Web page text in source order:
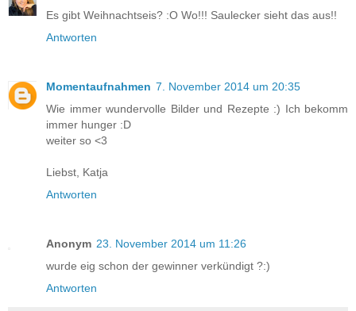
Es gibt Weihnachtseis? :O Wo!!! Saulecker sieht das aus!!
Antworten
Momentaufnahmen 7. November 2014 um 20:35
Wie immer wundervolle Bilder und Rezepte :) Ich bekomm
immer hunger :D
weiter so <3
Liebst, Katja
Antworten
Anonym 23. November 2014 um 11:26
wurde eig schon der gewinner verkündigt ?:)
Antworten